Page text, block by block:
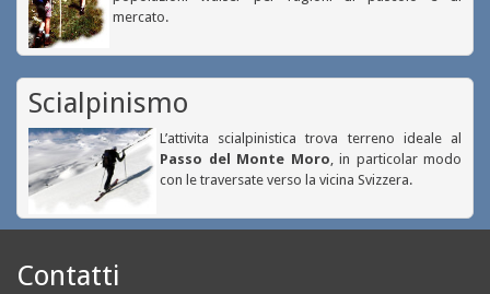
mercato.
Scialpinismo
L’attivita scialpinistica trova terreno ideale al
Passo del Monte Moro, in particolar modo
con le traversate verso la vicina Svizzera.
Contatti